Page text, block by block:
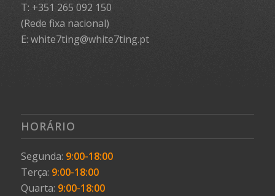
T: +351 265 092 150
(Rede fixa nacional)
E: white7ting@white7ting.pt
HORÁRIO
Segunda: 9:00-18:00
Terça: 9:00-18:00
Quarta: 9:00-18:00